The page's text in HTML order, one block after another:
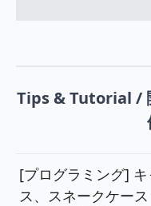
Tips & Tutorial /
[プログラミング]
ス、スネークケー